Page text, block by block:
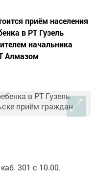
приём населения
в РТ Гузель
начальника
Алмазом
каб. 301 с 10.00.